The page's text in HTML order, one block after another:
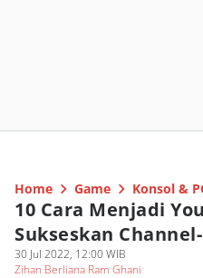
Home Game Konsol &
10 Cara Menjadi
Sukseskan
30 Jul 2022, 12:00 WIB
Zihan Berliana Ram Ghani